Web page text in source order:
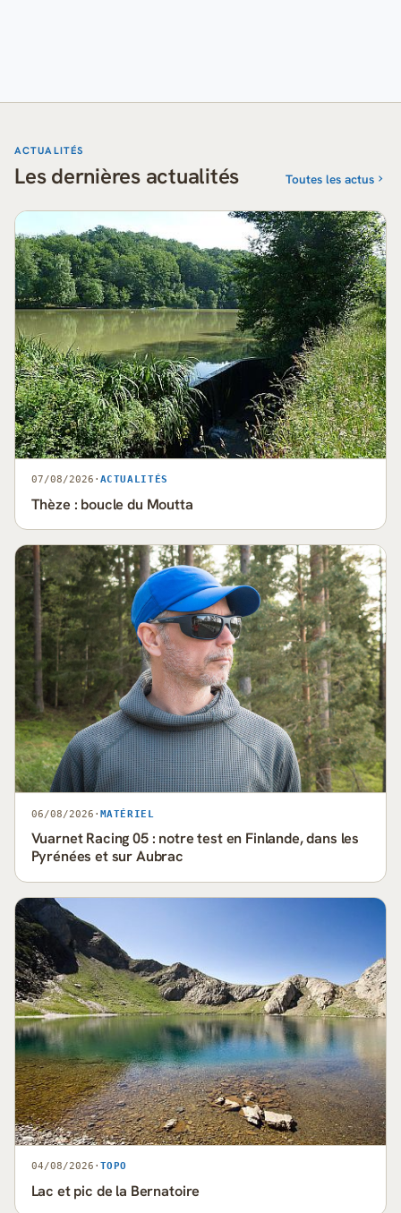
ACTUALITÉS
Les dernières actualités Toutes les actus
07/08/2026 · ACTUALITÉS
Thèze : boucle du Moutta
06/08/2026 · MATÉRIEL
Vuarnet Racing 05 : notre test en Finlande, dans les
Pyrénées et sur Aubrac
04/08/2026 · TOPO
Lac et pic de la Bernatoire